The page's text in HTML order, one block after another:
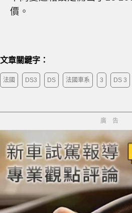
價。
文章關鍵字：
法國 DS3 DS 法國車系 3 DS 3
廣告